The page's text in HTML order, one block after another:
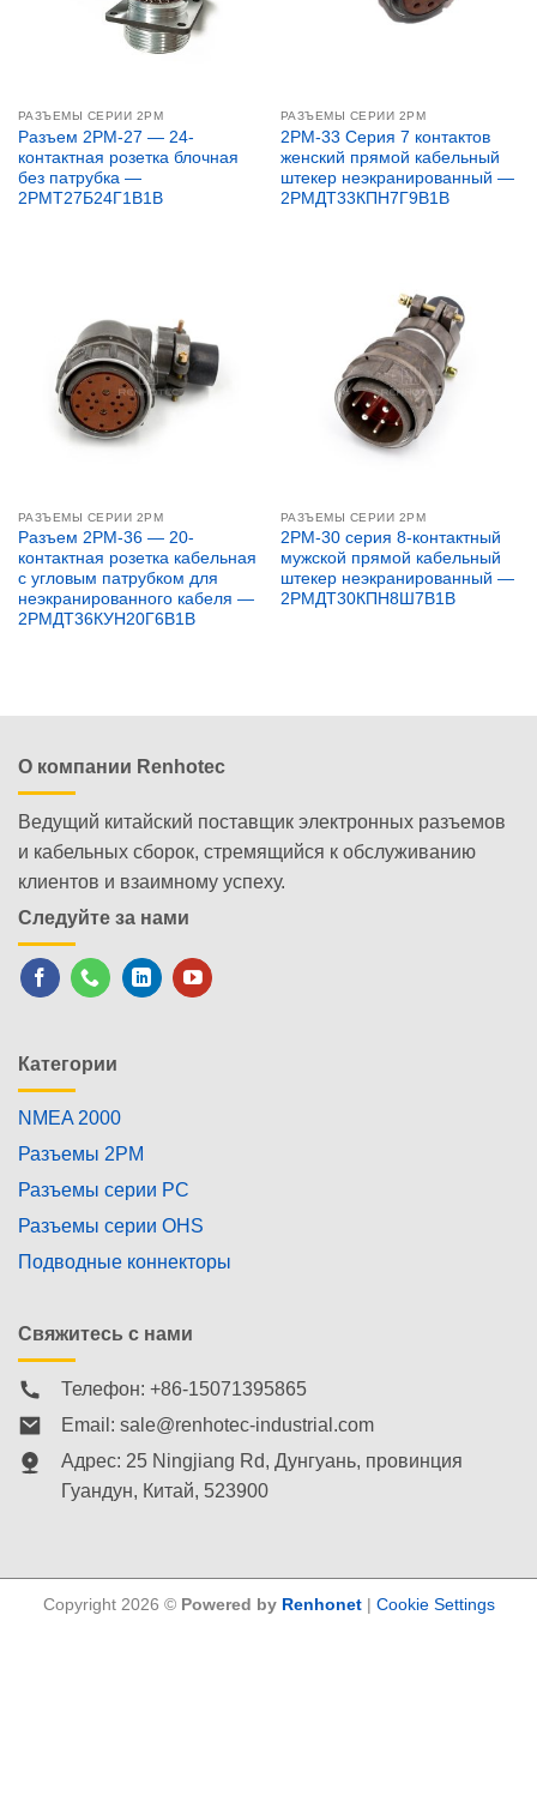
РАЗЪЕМЫ СЕРИИ 2PM
Разъем 2PM-27 — 24-
контактная розетка блочная
без патрубка —
2РМТ27Б24Г1В1В
РАЗЪЕМЫ СЕРИИ 2PM
2PM-33 Серия 7 контактов
женский прямой кабельный
штекер неэкранированный —
2РМДТ33КПН7Г9В1В
РАЗЪЕМЫ СЕРИИ 2PM
Разъем 2PM-36 — 20-
контактная розетка кабельная
с угловым патрубком для
неэкранированного кабеля —
2РМДТ36КУН20Г6В1В
РАЗЪЕМЫ СЕРИИ 2PM
2PM-30 серия 8-контактный
мужской прямой кабельный
штекер неэкранированный —
2РМДТ30КПН8Ш7В1В
О компании Renhotec
Ведущий китайский поставщик электронных разъемов
и кабельных сборок, стремящийся к обслуживанию
клиентов и взаимному успеху.
Следуйте за нами
Категории
NMEA 2000
Разъемы 2PM
Разъемы серии PC
Разъемы серии OHS
Подводные коннекторы
Свяжитесь с нами
Телефон: +86-15071395865
Email: sale@renhotec-industrial.com
Адрес: 25 Ningjiang Rd, Дунгуань, провинция
Гуандун, Китай, 523900
Copyright 2026 © Powered by Renhonet| Cookie Settings